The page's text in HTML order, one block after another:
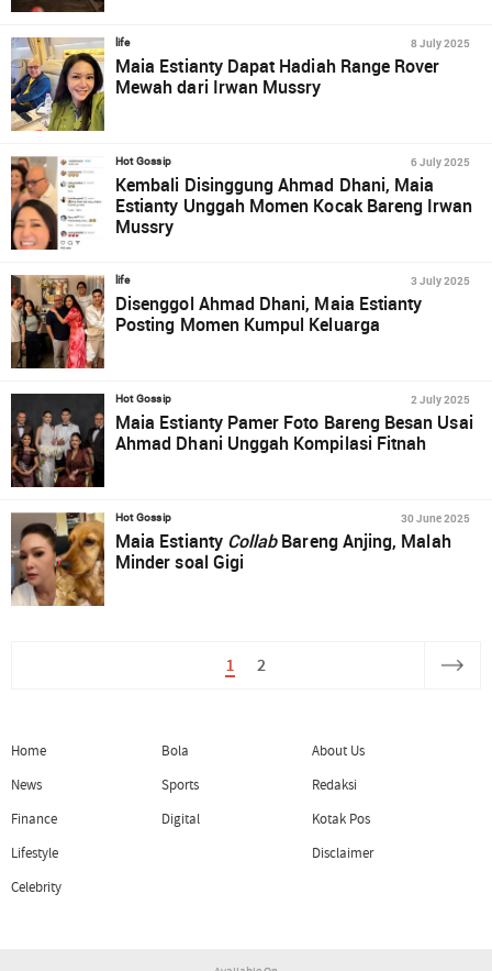
life 8 July 2025
Maia Estianty Dapat Hadiah Range Rover
Mewah dari Irwan Mussry
Hot Gossip 6 July 2025
Kembali Disinggung Ahmad Dhani, Maia
Estianty Unggah Momen Kocak Bareng Irwan
Mussry
life 3 July 2025
Disenggol Ahmad Dhani, Maia Estianty
Posting Momen Kumpul Keluarga
Hot Gossip 2 July 2025
Maia Estianty Pamer Foto Bareng Besan Usai
Ahmad Dhani Unggah Kompilasi Fitnah
Hot Gossip 30 June 2025
Maia Estianty CollabBareng Anjing, Malah
Minder soal Gigi
1 2
Home
News
Finance
Lifestyle
Celebrity
Bola
Sports
Digital
About Us
Redaksi
Kotak Pos
Disclaimer